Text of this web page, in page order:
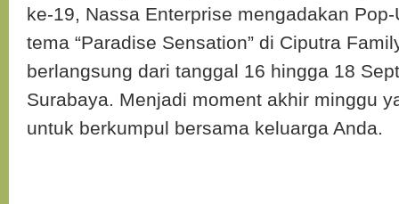
ke-19, Nassa Enterprise mengadakan
tema “Paradise Sensation” di Ciputra
berlangsung dari tanggal 16 hingga 18
Surabaya. Menjadi moment akhir minggu
untuk berkumpul bersama keluarga Anda.